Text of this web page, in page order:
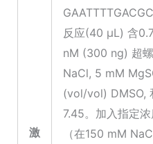
激
反应(40 μL) 含
nM (300 ng) 超
NaCl, 5 mM
(vol/vol) DMSO,
7.45。加入指定
（在150 mM